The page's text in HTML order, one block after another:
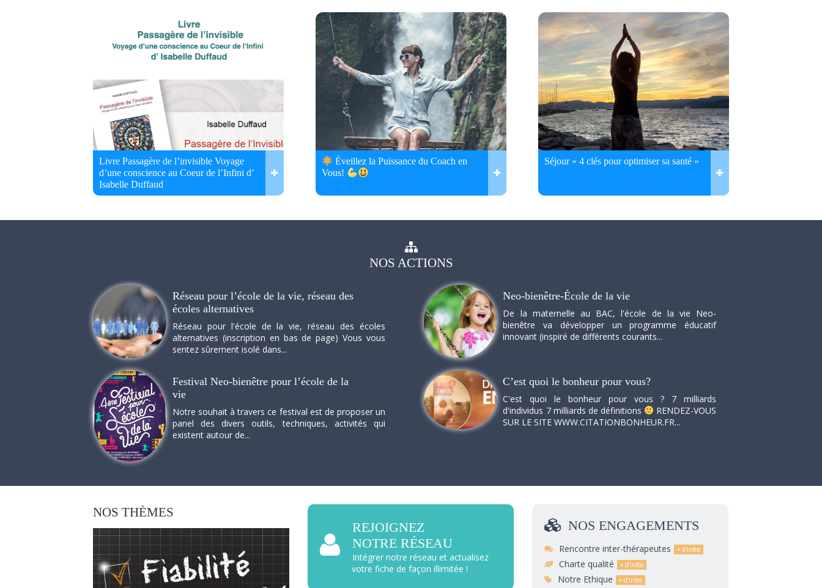
Livre Passagère de l’invisible Voyage
d’une conscience au Coeur de l’Infini d’
Isabelle Duffaud
Éveillez la Puissance du Coach en
Vous!
Séjour « 4 clés pour optimiser sa santé »
NOS ACTIONS
Réseau pour l’école de la vie, réseau des
écoles alternatives
Réseau pour l'école de la vie, réseau des écoles
alternatives (inscription en bas de page) Vous vous
sentez sûrement isolé dans...
Neo-bienêtre-École de la vie
De la maternelle au BAC, l'école de la vie Neo-
bienêtre va développer un programme éducatif
innovant (inspiré de différents courants...
Festival Neo-bienêtre pour l’école de la
vie
Notre souhait à travers ce festival est de proposer un
panel des divers outils, techniques, activités qui
existent autour de...
C’est quoi le bonheur pour vous?
C'est quoi le bonheur pour vous ? 7 milliards
d'individus 7 milliards de définitions
RENDEZ-VOUS
SUR LE SITE WWW.CITATIONBONHEUR.FR...
NOS THÈMES
REJOIGNEZ
NOTRE RÉSEAU
Intégrer notre réseau et actualisez
votre fiche de façon illimitée !
NOS ENGAGEMENTS
Rencontre inter-thérapeutes
Charte qualité
Notre Ethique